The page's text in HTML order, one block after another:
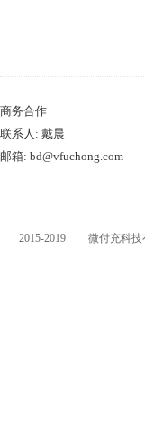
商务合作
联系人: 戴晨
邮箱: bd@vfuchong.com
2015-2019 微付充科技